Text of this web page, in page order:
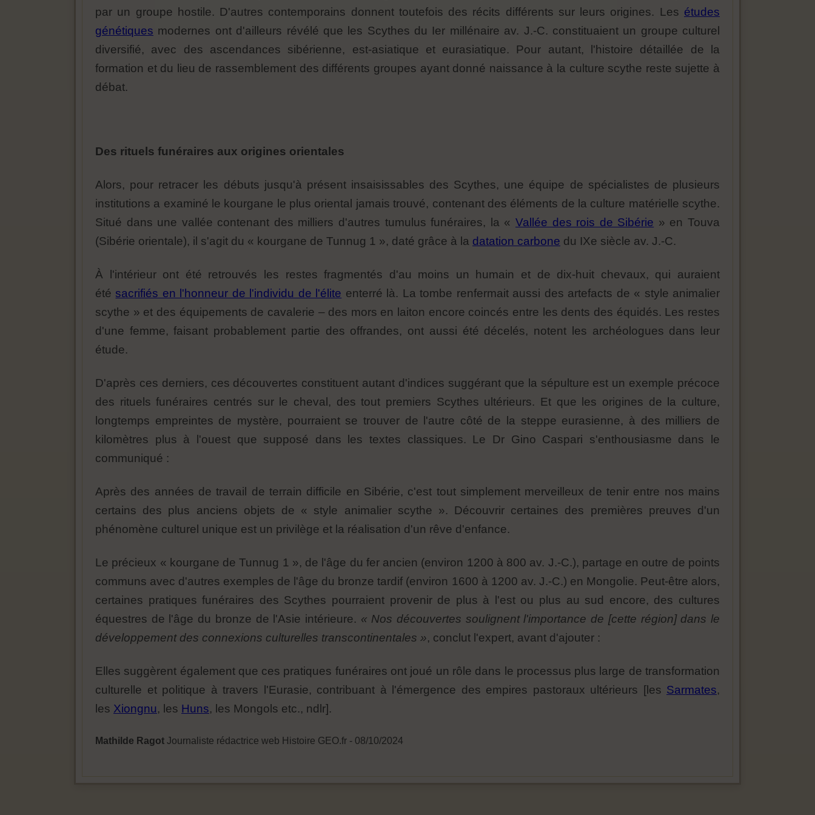
par un groupe hostile. D'autres contemporains donnent toutefois des récits différents sur leurs origines. Les études
génétiques modernes ont d'ailleurs révélé que les Scythes du Ier millénaire av. J.-C. constituaient un groupe culturel
diversifié, avec des ascendances sibérienne, est-asiatique et eurasiatique. Pour autant, l'histoire détaillée de la
formation et du lieu de rassemblement des différents groupes ayant donné naissance à la culture scythe reste sujette à
débat.
Des rituels funéraires aux origines orientales
Alors, pour retracer les débuts jusqu'à présent insaisissables des Scythes, une équipe de spécialistes de plusieurs
institutions a examiné le kourgane le plus oriental jamais trouvé, contenant des éléments de la culture matérielle scythe.
Situé dans une vallée contenant des milliers d'autres tumulus funéraires, la « Vallée des rois de Sibérie » en Touva
(Sibérie orientale), il s'agit du « kourgane de Tunnug 1 », daté grâce à la datation carbone du IXe siècle av. J.-C.
À l'intérieur ont été retrouvés les restes fragmentés d'au moins un humain et de dix-huit chevaux, qui auraient
été sacrifiés en l'honneur de l'individu de l'élite enterré là. La tombe renfermait aussi des artefacts de « style animalier
scythe » et des équipements de cavalerie – des mors en laiton encore coincés entre les dents des équidés. Les restes
d'une femme, faisant probablement partie des offrandes, ont aussi été décelés, notent les archéologues dans leur
étude.
D'après ces derniers, ces découvertes constituent autant d'indices suggérant que la sépulture est un exemple précoce
des rituels funéraires centrés sur le cheval, des tout premiers Scythes ultérieurs. Et que les origines de la culture,
longtemps empreintes de mystère, pourraient se trouver de l'autre côté de la steppe eurasienne, à des milliers de
kilomètres plus à l'ouest que supposé dans les textes classiques. Le Dr Gino Caspari s'enthousiasme dans le
communiqué :
Après des années de travail de terrain difficile en Sibérie, c'est tout simplement merveilleux de tenir entre nos mains
certains des plus anciens objets de « style animalier scythe ». Découvrir certaines des premières preuves d'un
phénomène culturel unique est un privilège et la réalisation d'un rêve d'enfance.
Le précieux « kourgane de Tunnug 1 », de l'âge du fer ancien (environ 1200 à 800 av. J.-C.), partage en outre de points
communs avec d'autres exemples de l'âge du bronze tardif (environ 1600 à 1200 av. J.-C.) en Mongolie. Peut-être alors,
certaines pratiques funéraires des Scythes pourraient provenir de plus à l'est ou plus au sud encore, des cultures
équestres de l'âge du bronze de l'Asie intérieure. « Nos découvertes soulignent l'importance de [cette région] dans le
développement des connexions culturelles transcontinentales », conclut l'expert, avant d'ajouter :
Elles suggèrent également que ces pratiques funéraires ont joué un rôle dans le processus plus large de transformation
culturelle et politique à travers l'Eurasie, contribuant à l'émergence des empires pastoraux ultérieurs [les Sarmates,
les Xiongnu, les Huns, les Mongols etc., ndlr].
Mathilde Ragot Journaliste rédactrice web Histoire GEO.fr - 08/10/2024